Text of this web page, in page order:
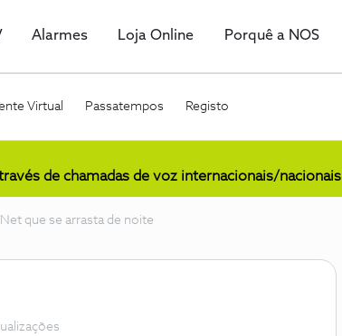
Alarmes Loja Online Porquê a NOS
Virtual Passatempos Registo
de chamadas de voz internacionais/nacionais
que se arrasta de noite